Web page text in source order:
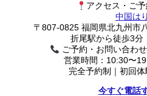
アクセス・ご
中国はり
〒807-0825 福岡県北九州市
折尾駅から徒歩3分
ご予約・お問い合わせ
営業時間：10:30〜
完全予約制｜初回体
今すぐ電話